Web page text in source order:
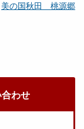
美の国秋田 桃源郷
わせ